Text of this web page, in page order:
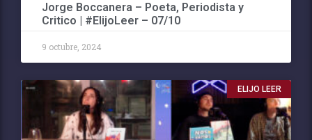
Jorge Boccanera – Poeta, Periodista y
Critico | #ElijoLeer – 07/10
9 octubre, 2024
ELIJO LEER